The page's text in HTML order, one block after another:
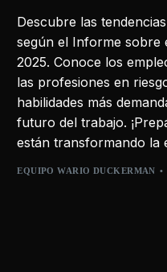
Descubre las
según el Informe sobre
2025. Conoce los
las profesiones en
habilidades más
futuro del trabajo.
están transformando la
EQUIPO WARIO DUCKERMAN